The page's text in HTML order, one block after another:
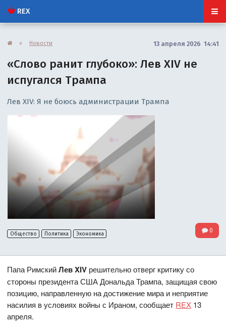
REX
» Новости 13 апреля 2026 14:41
«Слово ранит глубоко»: Лев XIV не
испугался Трампа
Лев XIV: Я не боюсь администрации Трампа
Общество Политика Экономика 0
Папа РимскийЛев XIV решительно отверг критику со
стороны президента США Дональда Трампа, защищая свою
позицию, направленную на достижение мира и неприятие
насилия в условиях войны с Ираном, сообщает REX 13
апреля.